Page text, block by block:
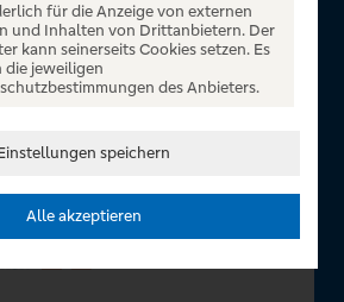
Portal finden Sie Tickets für
Musicals und Shows, die
die Champions League und die
mit
für die Anzeige von externen
und Inhalten von Drittanbietern. Der
kann seinerseits Cookies setzen. Es
die jeweiligen
des Anbieters.
speichern
Alle akzeptieren